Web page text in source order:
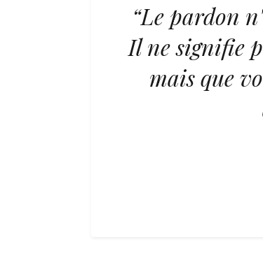
“Le pardon
Il ne signifie
mais que